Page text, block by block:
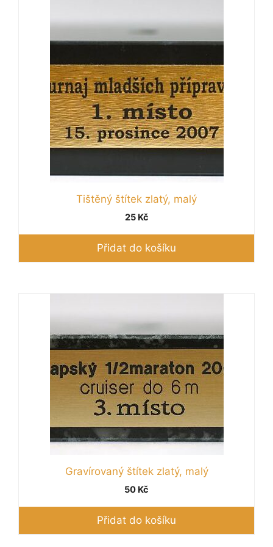
Tištěný štítek zlatý, malý
25 Kč
Přidat do košíku
Gravírovaný štítek zlatý, malý
50 Kč
Přidat do košíku